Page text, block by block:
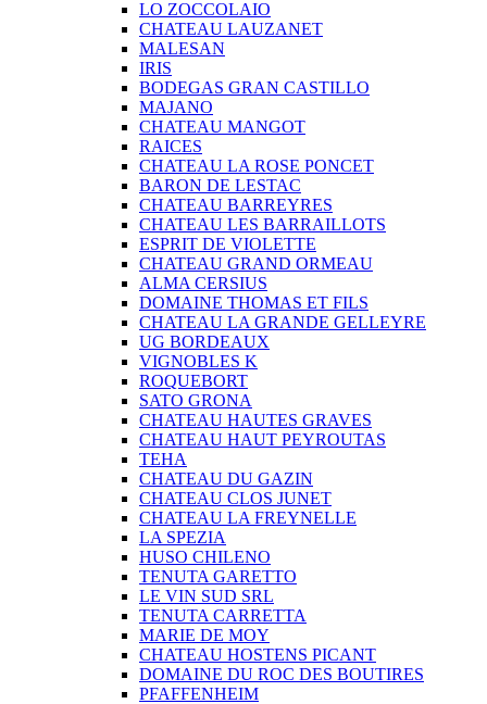
LO ZOCCOLAIO
CHATEAU LAUZANET
MALESAN
IRIS
BODEGAS GRAN CASTILLO
MAJANO
CHATEAU MANGOT
RAICES
CHATEAU LA ROSE PONCET
BARON DE LESTAC
CHATEAU BARREYRES
CHATEAU LES BARRAILLOTS
ESPRIT DE VIOLETTE
CHATEAU GRAND ORMEAU
ALMA CERSIUS
DOMAINE THOMAS ET FILS
CHATEAU LA GRANDE GELLEYRE
UG BORDEAUX
VIGNOBLES K
ROQUEBORT
SATO GRONA
CHATEAU HAUTES GRAVES
CHATEAU HAUT PEYROUTAS
TEHA
CHATEAU DU GAZIN
CHATEAU CLOS JUNET
CHATEAU LA FREYNELLE
LA SPEZIA
HUSO CHILENO
TENUTA GARETTO
LE VIN SUD SRL
TENUTA CARRETTA
MARIE DE MOY
CHATEAU HOSTENS PICANT
DOMAINE DU ROC DES BOUTIRES
PFAFFENHEIM